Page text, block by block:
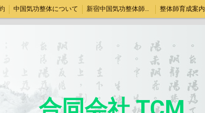
中国気功整体について 新宿中国気功整体師育成教室 整体師育成案内